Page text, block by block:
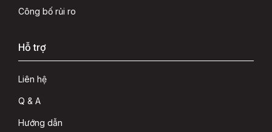
Công bố rủi ro
Hỗ trợ
Liên hệ
Q & A
Hướng dẫn